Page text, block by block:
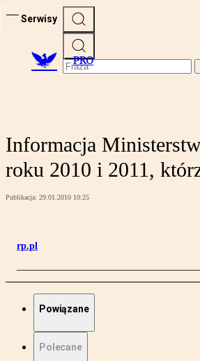
Serwisy
PRO
Informacja
roku 2010 i 2011,
Publikacja: 29.01.2010 10:25
rp.pl
Powiązane
Polecane